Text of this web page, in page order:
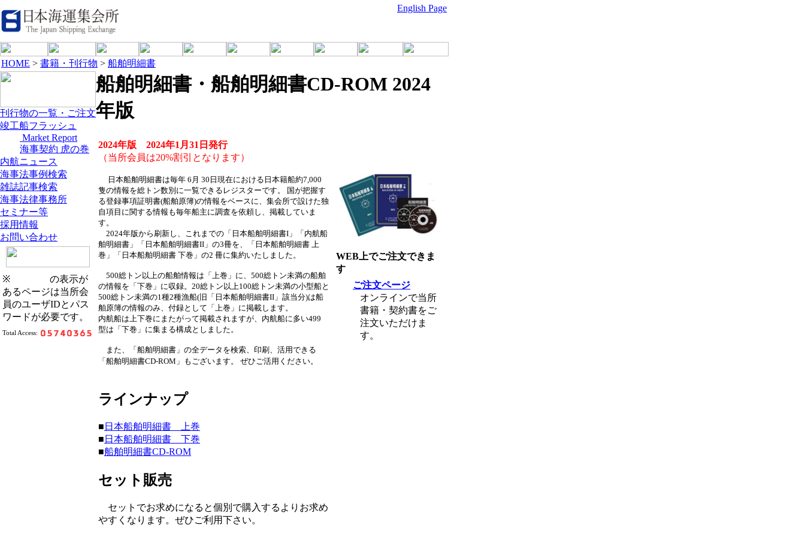
English Page
HOME > 書籍・刊行物 > 船舶明細書
刊行物の一覧・ご注文
竣工船フラッシュ
Market Report
海事契約 虎の巻
内航ニュース
海事法事例検索
雑誌記事検索
海事法律事務所
セミナー等
採用情報
お問い合わせ
※
の表示が
あるページは当所会
員のユーザIDとパス
ワードが必要です。
Total Access:
船舶明細書・船舶明細書CD-ROM 2024
年版
2024年版 2024年1月31日発行
（当所会員は20%割引となります）
日本船舶明細書は毎年 6月 30日現在における日本籍船約7,000
隻の情報を総トン数別に一覧できるレジスターです。 国が把握す
る登録事項証明書(船舶原簿)の情報をベースに、集会所で設けた独
自項目に関する情報も毎年船主に調査を依頼し、掲載していま
す。
2024年版から刷新し、これまでの「日本船舶明細書I」「内航船
舶明細書」「日本船舶明細書II」の3冊を、「日本船舶明細書 上
巻」「日本船舶明細書 下巻」の2 冊に集約いたしました。
500総トン以上の船舶情報は「上巻」に、500総トン未満の船舶
の情報を「下巻」に収録。20総トン以上100総トン未満の小型船と
500総トン未満の1種2種漁船(旧「日本船舶明細書II」該当分)は船
舶原簿の情報のみ、付録として「上巻」に掲載します。
内航船は上下巻にまたがって掲載されますが、内航船に多い499
型は「下巻」に集まる構成としました。
また、「船舶明細書」の全データを検索、印刷、活用できる
「船舶明細書CD-ROM」もございます。 ぜひご活用ください。
ラインナップ
■ 日本船舶明細書 上巻
■ 日本船舶明細書 下巻
■船舶明細書CD-ROM
セット販売
セットでお求めになると個別で購入するよりお求め
やすくなります。ぜひご利用下さい。
WEB上でご注文できま
す
ご注文ページ
オンラインで当所
書籍・契約書をご
注文いただけま
す。